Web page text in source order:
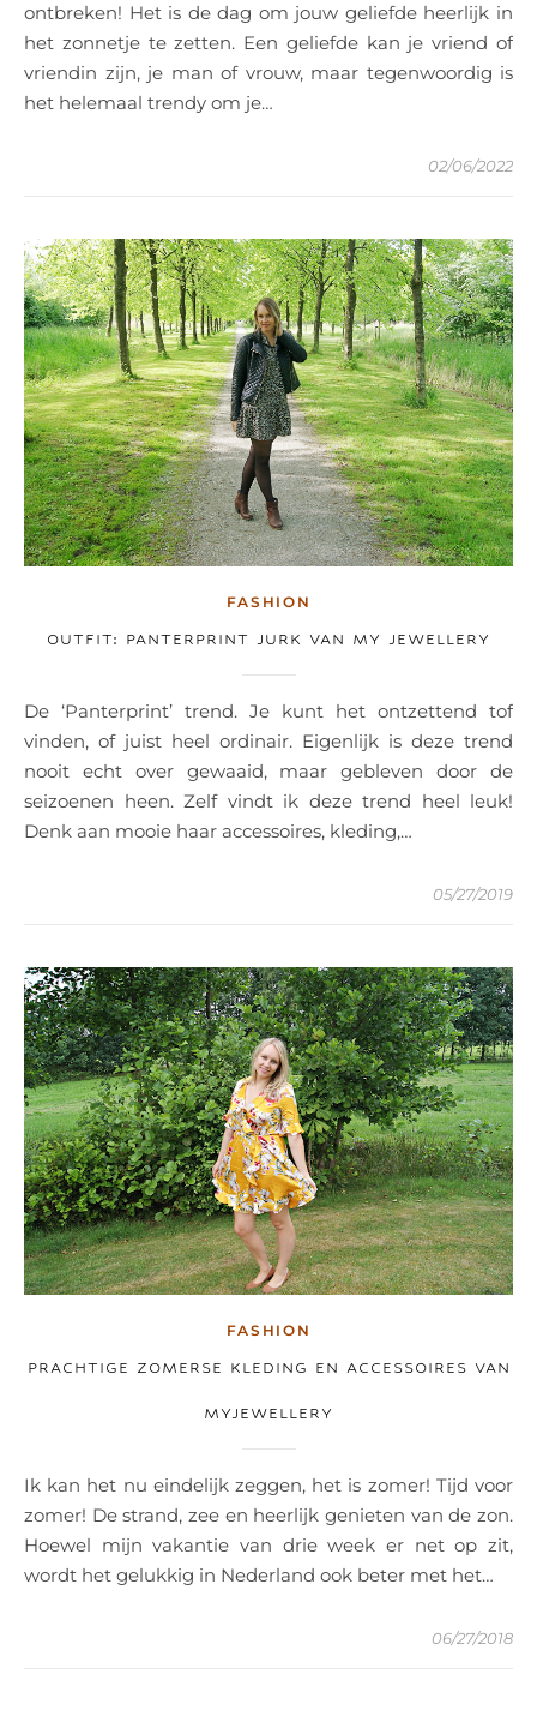
ontbreken! Het is de dag om jouw geliefde heerlijk in
het zonnetje te zetten. Een geliefde kan je vriend of
vriendin zijn, je man of vrouw, maar tegenwoordig is
het helemaal trendy om je…
02/06/2022
FASHION
OUTFIT: PANTERPRINT JURK VAN MY JEWELLERY
De ‘Panterprint’ trend. Je kunt het ontzettend tof
vinden, of juist heel ordinair. Eigenlijk is deze trend
nooit echt over gewaaid, maar gebleven door de
seizoenen heen. Zelf vindt ik deze trend heel leuk!
Denk aan mooie haar accessoires, kleding,…
05/27/2019
FASHION
PRACHTIGE ZOMERSE KLEDING EN ACCESSOIRES VAN
MYJEWELLERY
Ik kan het nu eindelijk zeggen, het is zomer! Tijd voor
zomer! De strand, zee en heerlijk genieten van de zon.
Hoewel mijn vakantie van drie week er net op zit,
wordt het gelukkig in Nederland ook beter met het…
06/27/2018